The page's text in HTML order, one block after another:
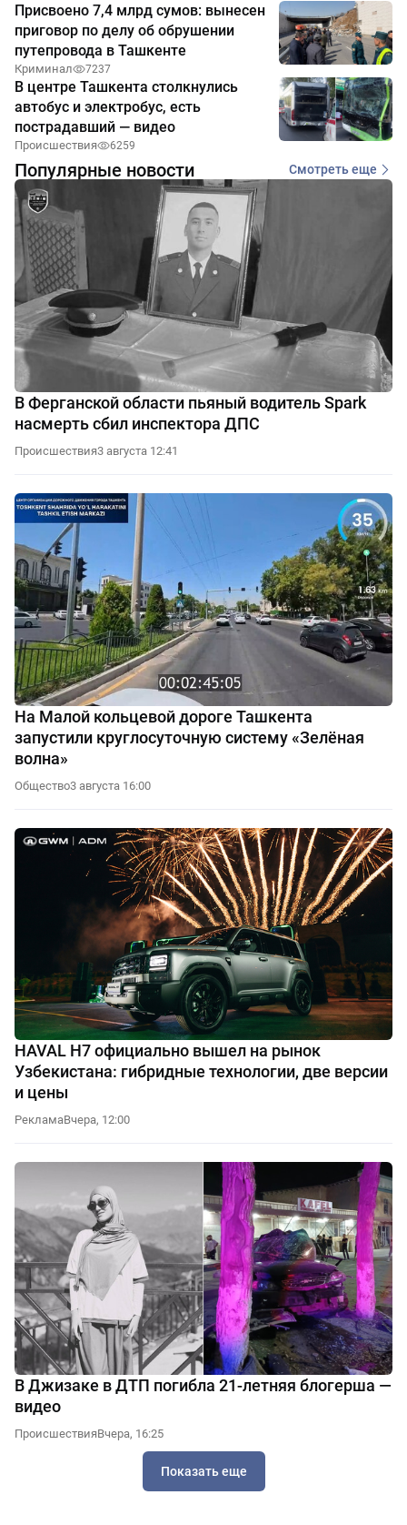
Присвоено 7,4 млрд сумов: вынесен
приговор по делу об обрушении
путепровода в Ташкенте
Криминал 7237
В центре Ташкента столкнулись
автобус и электробус, есть
пострадавший — видео
Происшествия 6259
Популярные новости Смотреть еще
В Ферганской области пьяный водитель Spark
насмерть сбил инспектора ДПС
Происшествия3 августа 12:41
На Малой кольцевой дороге Ташкента
запустили круглосуточную систему «Зелёная
волна»
Общество3 августа 16:00
HAVAL H7 официально вышел на рынок
Узбекистана: гибридные технологии, две версии
и цены
РекламаВчера, 12:00
В Джизаке в ДТП погибла 21-летняя блогерша —
видео
ПроисшествияВчера, 16:25
Показать еще